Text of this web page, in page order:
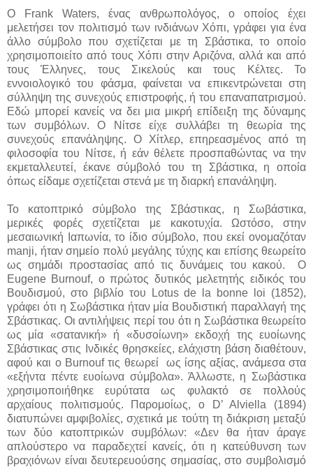
Ο Frank Waters, ένας ανθρωπολόγος, ο οποίος έχει
μελετήσει τον πολιτισμό των ινδιάνων Χόπι, γράφει για ένα
άλλο σύμβολο που σχετίζεται με τη Σβάστικα, το οποίο
χρησιμοποιείτο από τους Χόπι στην Αριζόνα, αλλά και από
τους Έλληνες, τους Σικελούς και τους Κέλτες. Το
εννοιολογικό του φάσμα, φαίνεται να επικεντρώνεται στη
σύλληψη της συνεχούς επιστροφής, ή του επαναπατρισμού.
Εδώ μπορεί κανείς να δει μια μικρή επίδειξη της δύναμης
των συμβόλων. Ο Νίτσε είχε συλλάβει τη θεωρία της
συνεχούς επανάληψης. Ο Χίτλερ, επηρεασμένος από τη
φιλοσοφία του Νίτσε, ή εάν θέλετε προσπαθώντας να την
εκμεταλλευτεί, έκανε σύμβολό του τη Σβάστικα, η οποία
όπως είδαμε σχετίζεται στενά με τη διαρκή επανάληψη.
Το κατοπτρικό σύμβολο της Σβάστικας, η Σωβάστικα,
μερικές φορές σχετίζεται με κακοτυχία. Ωστόσο, στην
μεσαιωνική Ιαπωνία, το ίδιο σύμβολο, που εκεί ονομαζόταν
manji, ήταν σημείο πολύ μεγάλης τύχης και επίσης θεωρείτο
ως σημάδι προστασίας από τις δυνάμεις του κακού. Ο
Eugene Burnouf, ο πρώτος δυτικός μελετητής ειδικός του
Βουδισμού, στο βιβλίο του Lotus de la bonne loi (1852),
γράφει ότι η Σωβάστικα ήταν μία Βουδιστική παραλλαγή της
Σβάστικας. Οι αντιλήψεις περί του ότι η Σωβάστικα θεωρείτο
ως μία «σατανική» ή «δυσοίωνη» εκδοχή της ευοίωνης
Σβάστικας στις Ινδικές θρησκείες, ελάχιστη βάση διαθέτουν,
αφού και ο Burnouf τις θεωρεί ως ίσης αξίας, ανάμεσα στα
«εξήντα πέντε ευοίωνα σύμβολα». Άλλωστε, η Σωβάστικα
χρησιμοποιήθηκε ευρύτατα ως φυλακτό σε πολλούς
αρχαίους πολιτισμούς. Παρομοίως, ο D’ Alviella (1894)
διατυπώνει αμφιβολίες, σχετικά με τούτη τη διάκριση μεταξύ
των δύο κατοπτρικών συμβόλων: «Δεν θα ήταν άραγε
απλούστερο να παραδεχτεί κανείς, ότι η κατεύθυνση των
βραχιόνων είναι δευτερευούσης σημασίας, στο συμβολισμό